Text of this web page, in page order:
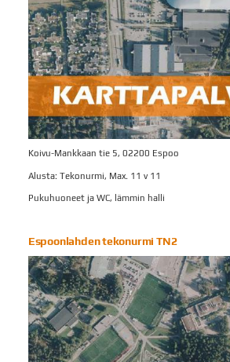
Koivu-Mankkaan tie 5, 02200 Espoo
Alusta: Tekonurmi, Max. 11 v 11
Pukuhuoneet ja WC, lämmin halli
Espoonlahden tekonurmi TN2